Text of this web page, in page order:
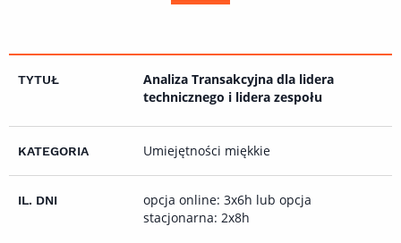
Analiza Transakcyjna dla lidera
technicznego i lidera zespołu
Umiejętności miękkie
opcja online: 3x6h lub opcja
stacjonarna: 2x8h